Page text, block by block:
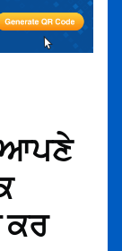
ਆਪਣੇ
ਕਰ